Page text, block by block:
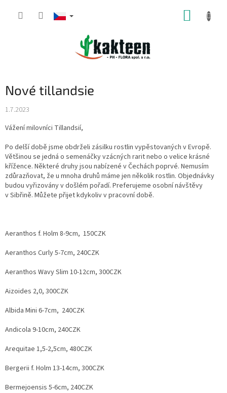
Nové tillandsie
1.7.2023
Vážení milovníci Tillandsií,
Po delší době jsme obdrželi zásilku rostlin vypěstovaných v Evropě.
Většinou se jedná o semenáčky vzácných rarit nebo o velice krásné
křížence. Některé druhy jsou nabízené v Čechách poprvé. Nemusím
zdůrazňovat, že u mnoha druhů máme jen několik rostlin. Objednávky
budou vyřizovány v došlém pořadí. Preferujeme osobní návštěvy
v Sibřině. Můžete přijet kdykoliv v pracovní době.
Aeranthos f. Holm 8-9cm, 150CZK
Aeranthos Curly 5-7cm, 240CZK
Aeranthos Wavy Slim 10-12cm, 300CZK
Aizoides 2,0, 300CZK
Albida Mini 6-7cm, 240CZK
Andicola 9-10cm, 240CZK
Arequitae 1,5-2,5cm, 480CZK
Bergerii f. Holm 13-14cm, 300CZK
Bermejoensis 5-6cm, 240CZK